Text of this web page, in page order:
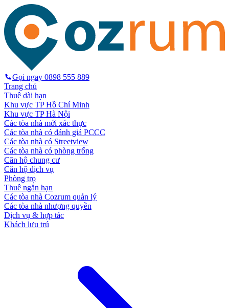
Gọi ngay 0898 555 889
Trang chủ
Thuê dài hạn
Khu vực TP Hồ Chí Minh
Khu vực TP Hà Nội
Các tòa nhà mới xác thực
Các tòa nhà có đánh giá PCCC
Các tòa nhà có Streetview
Các tòa nhà có phòng trống
Căn hộ chung cư
Căn hộ dịch vụ
Phòng trọ
Thuê ngắn hạn
Các tòa nhà Cozrum quản lý
Các tòa nhà nhượng quyền
Dịch vụ & hợp tác
Khách lưu trú